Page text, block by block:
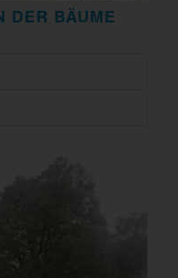
DER BÄUME